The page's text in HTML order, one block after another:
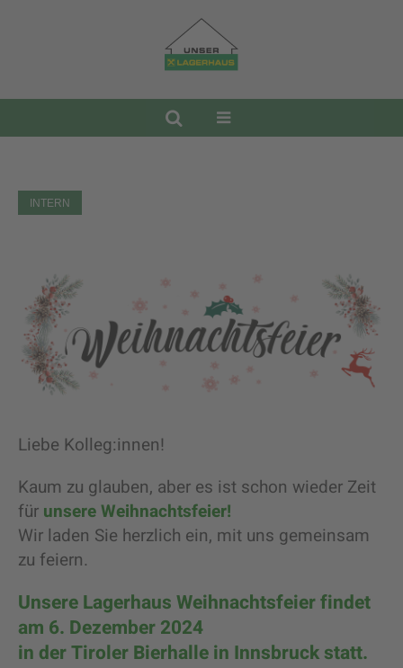
INTERN
Liebe Kolleg:innen!
Kaum zu glauben, aber es ist schon wieder Zeit
für unsere Weihnachtsfeier!
Wir laden Sie herzlich ein, mit uns gemeinsam
zu feiern.
Unsere Lagerhaus Weihnachtsfeier findet
am 6. Dezember 2024
in der Tiroler Bierhalle in Innsbruck statt.